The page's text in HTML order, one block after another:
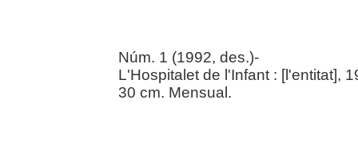
Núm. 1 (1992, des.)-
L'Hospitalet de l'Infant : [l'entitat],
30 cm. Mensual.